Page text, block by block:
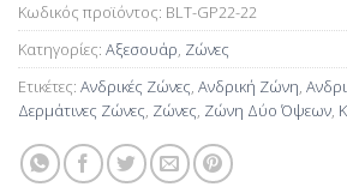
Κωδικός προϊόντος: BLT-GP22-22
Κατηγορίες: Αξεσουάρ, Ζώνες
Ετικέτες: Ανδρικές Ζώνες, Ανδρική Ζώνη,
Δερμάτινες Ζώνες, Ζώνες, Ζώνη Δύο Όψεων,